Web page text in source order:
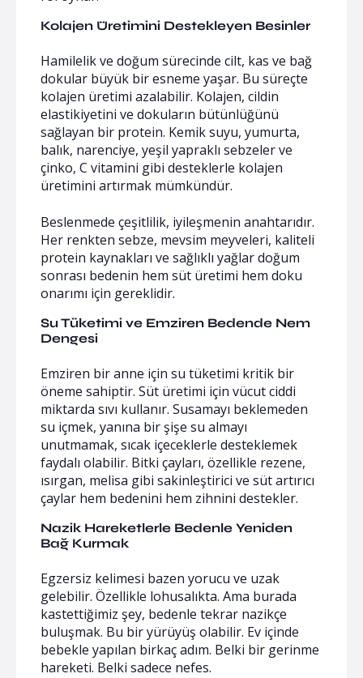
Kolajen Üretimini Destekleyen Besinler
Hamilelik ve doğum sürecinde cilt, kas ve bağ
dokular büyük bir esneme yaşar. Bu süreçte
kolajen üretimi azalabilir. Kolajen, cildin
elastikiyetini ve dokuların bütünlüğünü
sağlayan bir protein. Kemik suyu, yumurta,
balık, narenciye, yeşil yapraklı sebzeler ve
çinko, C vitamini gibi desteklerle kolajen
üretimini artırmak mümkündür.
Beslenmede çeşitlilik, iyileşmenin anahtarıdır.
Her renkten sebze, mevsim meyveleri, kaliteli
protein kaynakları ve sağlıklı yağlar doğum
sonrası bedenin hem süt üretimi hem doku
onarımı için gereklidir.
Su Tüketimi ve Emziren Bedende Nem
Dengesi
Emziren bir anne için su tüketimi kritik bir
öneme sahiptir. Süt üretimi için vücut ciddi
miktarda sıvı kullanır. Susamayı beklemeden
su içmek, yanına bir şişe su almayı
unutmamak, sıcak içeceklerle desteklemek
faydalı olabilir. Bitki çayları, özellikle rezene,
ısırgan, melisa gibi sakinleştirici ve süt artırıcı
çaylar hem bedenini hem zihnini destekler.
Nazik Hareketlerle Bedenle Yeniden
Bağ Kurmak
Egzersiz kelimesi bazen yorucu ve uzak
gelebilir. Özellikle lohusalıkta. Ama burada
kastettiğimiz şey, bedenle tekrar nazikçe
buluşmak. Bu bir yürüyüş olabilir. Ev içinde
bebekle yapılan birkaç adım. Belki bir gerinme
hareketi. Belki sadece nefes.